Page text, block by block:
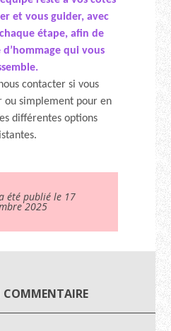
et vous guider, avec
étape, afin de
qui vous
contacter si vous
ou simplement pour en
différentes options
été publié le 17
2025
COMMENTAIRE